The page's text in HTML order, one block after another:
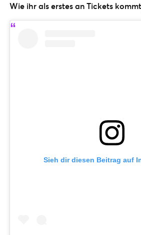
Wie ihr als erstes an Tickets
Sieh dir diesen Beitrag auf